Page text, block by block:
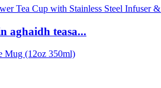
aghaidh teasa...